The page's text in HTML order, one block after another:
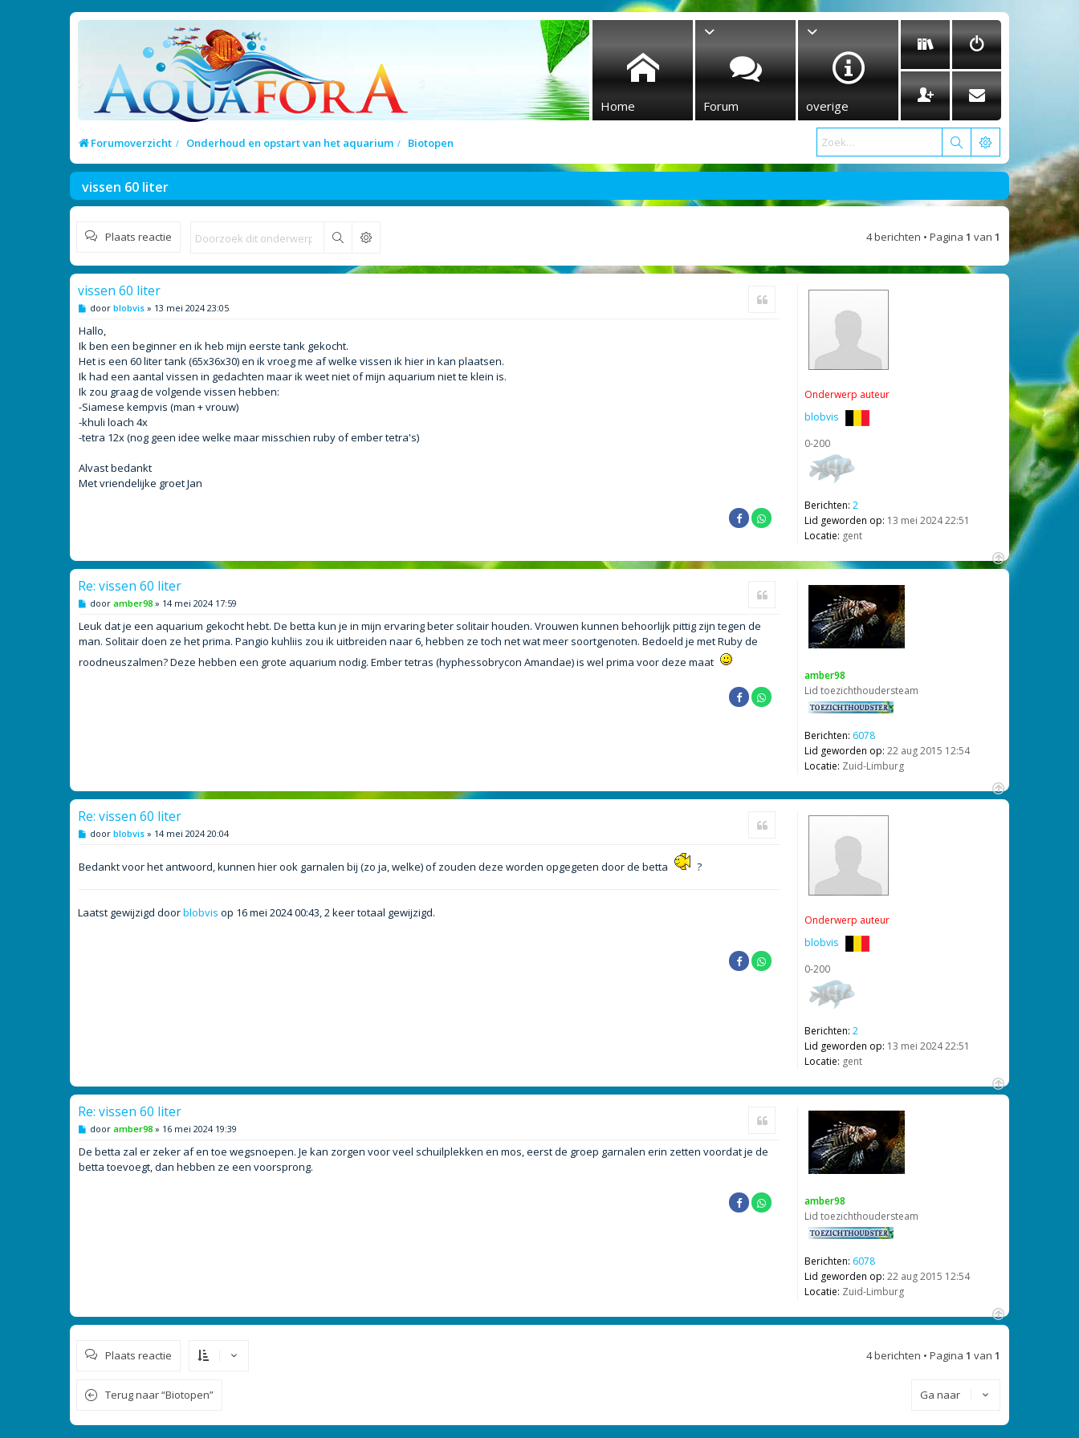
Home Forum overige
Forumoverzicht Onderhoud en opstart van het aquarium Biotopen
vissen 60 liter
Plaats reactie Zoek 4 berichten • Pagina 1 van 1
Onderwerp auteur
blobvis
0-200
Berichten: 2
Lid geworden op: 13 mei 2024 22:51
Locatie: gent
vissen 60 liter
B
r
i
c
h
t
door blobvis » 13 mei 2024 23:05
Hallo,
Ik ben een beginner en ik heb mijn eerste tank gekocht.
Het is een 60 liter tank (65x36x30) en ik vroeg me af welke vissen ik hier in kan plaatsen.
Ik had een aantal vissen in gedachten maar ik weet niet of mijn aquarium niet te klein is.
Ik zou graag de volgende vissen hebben:
-Siamese kempvis (man + vrouw)
-khuli loach 4x
-tetra 12x (nog geen idee welke maar misschien ruby of ember tetra's)
Alvast bedankt
Met vriendelijke groet Jan
O
amber98
Lid toezichthoudersteam
Berichten: 6078
Lid geworden op: 22 aug 2015 12:54
Locatie: Zuid-Limburg
Re: vissen 60 liter
B
r
i
c
t
door amber98 » 14 mei 2024 17:59
Leuk dat je een aquarium gekocht hebt. De betta kun je in mijn ervaring beter solitair houden. Vrouwen kunnen behoorlijk pittig zijn tegen de
man. Solitair doen ze het prima. Pangio kuhliis zou ik uitbreiden naar 6, hebben ze toch net wat meer soortgenoten. Bedoeld je met Ruby de
roodneuszalmen? Deze hebben een grote aquarium nodig. Ember tetras (hyphessobrycon Amandae) is wel prima voor deze maat
O
Onderwerp auteur
blobvis
0-200
Berichten: 2
Lid geworden op: 13 mei 2024 22:51
Locatie: gent
Re: vissen 60 liter
B
i
c
door blobvis » 14 mei 2024 20:04
Bedankt voor het antwoord, kunnen hier ook garnalen bij (zo ja, welke) of zouden deze worden opgegeten door de betta ?
Laatst gewijzigd doorblobvis op 16 mei 2024 00:43, 2 keer totaal gewijzigd.
O
amber98
Lid toezichthoudersteam
Berichten: 6078
Lid geworden op: 22 aug 2015 12:54
Locatie: Zuid-Limburg
Re: vissen 60 liter
B
r
i
c
door amber98 » 16 mei 2024 19:39
De betta zal er zeker af en toe wegsnoepen. Je kan zorgen voor veel schuilplekken en mos, eerst de groep garnalen erin zetten voordat je de
betta toevoegt, dan hebben ze een voorsprong.
O
Plaats reactie 4 berichten • Pagina 1 van 1
Terug naar “Biotopen” Ga naar